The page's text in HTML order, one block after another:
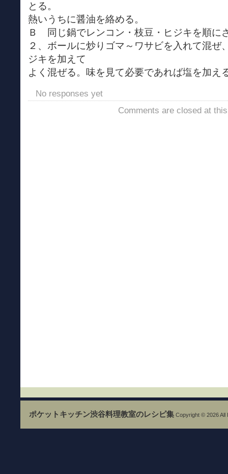
とる。
熱いうちに醤油を絡める。
Ｂ 同じ鍋でレンコン・枝豆・ヒジキを順に
２、ボールに炒りゴマ～ワサビを入れて混ぜ
ジキを加えて
よく混ぜる。味を見て必要であれば塩を加え
No responses yet
Comments are closed at
ポケットキッチン渋谷料理教室のレシピ集 Copyright © 2026 All